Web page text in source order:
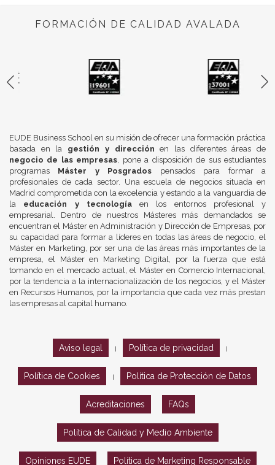
FORMACIÓN DE CALIDAD AVALADA
EUDE Business School en su misión de ofrecer una formación práctica
basada en la gestión y dirección en las diferentes áreas de
negocio de las empresas , pone a disposición de sus estudiantes
programas Máster y Posgrados pensados para formar a
profesionales de cada sector. Una escuela de negocios situada en
Madrid comprometida con la excelencia y estando a la vanguardia de
la educación y tecnologíaen los entornos profesional y
empresarial. Dentro de nuestros Másteres más demandados se
encuentran el Máster en Administración y Dirección de Empresas, por
su capacidad para formar a líderes en todas las áreas de negocio, el
Máster en Marketing, por ser una de las áreas más importantes de la
empresa, el Máster en Marketing Digital, por la fuerza que está
tomando en el mercado actual, el Máster en Comercio Internacional,
por la tendencia a la internacionalización de los negocios, y el Máster
en Recursos Humanos, por la importancia que cada vez más prestan
las empresas al capital humano.
Aviso legal Política de privacidad
Política de Cookies Política de Protección de Datos
Acreditaciones FAQs
Política de Calidad y Medio Ambiente
Opiniones EUDE Política de Marketing Responsable